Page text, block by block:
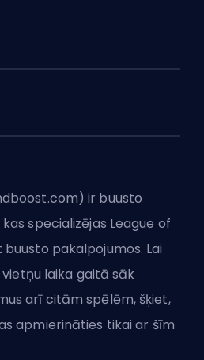
ir buusto
specializējas League of
pakalpojumos. Lai
laika gaitā sāk
arī citām spēlēm, šķiet,
apmierināties tikai ar šīm